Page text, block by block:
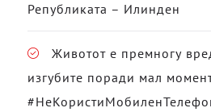
Републиката – Илинден
Животот е премногу
изгубите поради мал